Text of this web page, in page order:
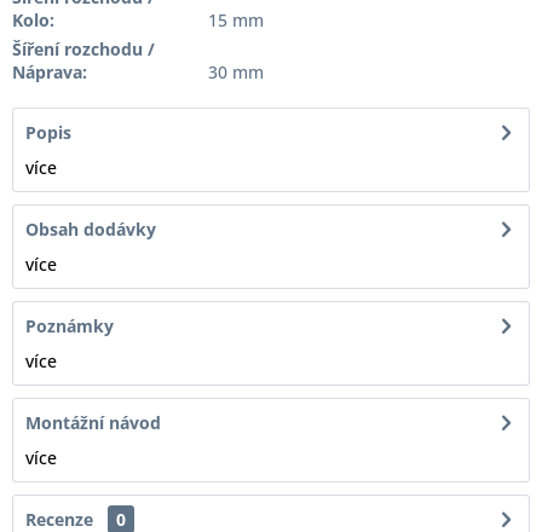
Kolo:
15 mm
Šíření rozchodu /
Náprava:
30 mm
Popis
více
Obsah dodávky
více
Poznámky
více
Montážní návod
více
Recenze
0